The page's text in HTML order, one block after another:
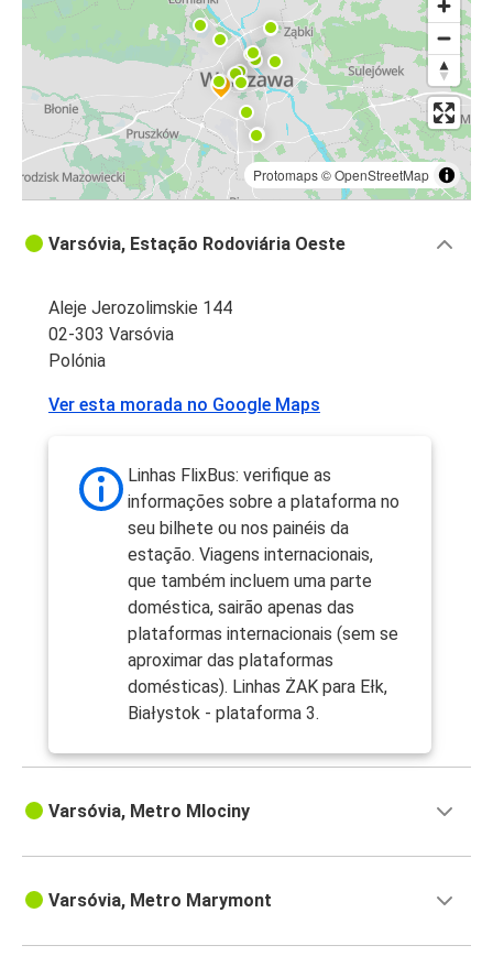
Protomaps©OpenStreetMap
Varsóvia, Estação Rodoviária Oeste
Aleje Jerozolimskie 144
02-303 Varsóvia
Polónia
Ver esta morada no Google Maps
Linhas FlixBus: verifique as
informações sobre a plataforma no
seu bilhete ou nos painéis da
estação. Viagens internacionais,
que também incluem uma parte
doméstica, sairão apenas das
plataformas internacionais (sem se
aproximar das plataformas
domésticas). Linhas ŻAK para Ełk,
Białystok - plataforma 3.
Varsóvia, Metro Mlociny
Varsóvia, Metro Marymont